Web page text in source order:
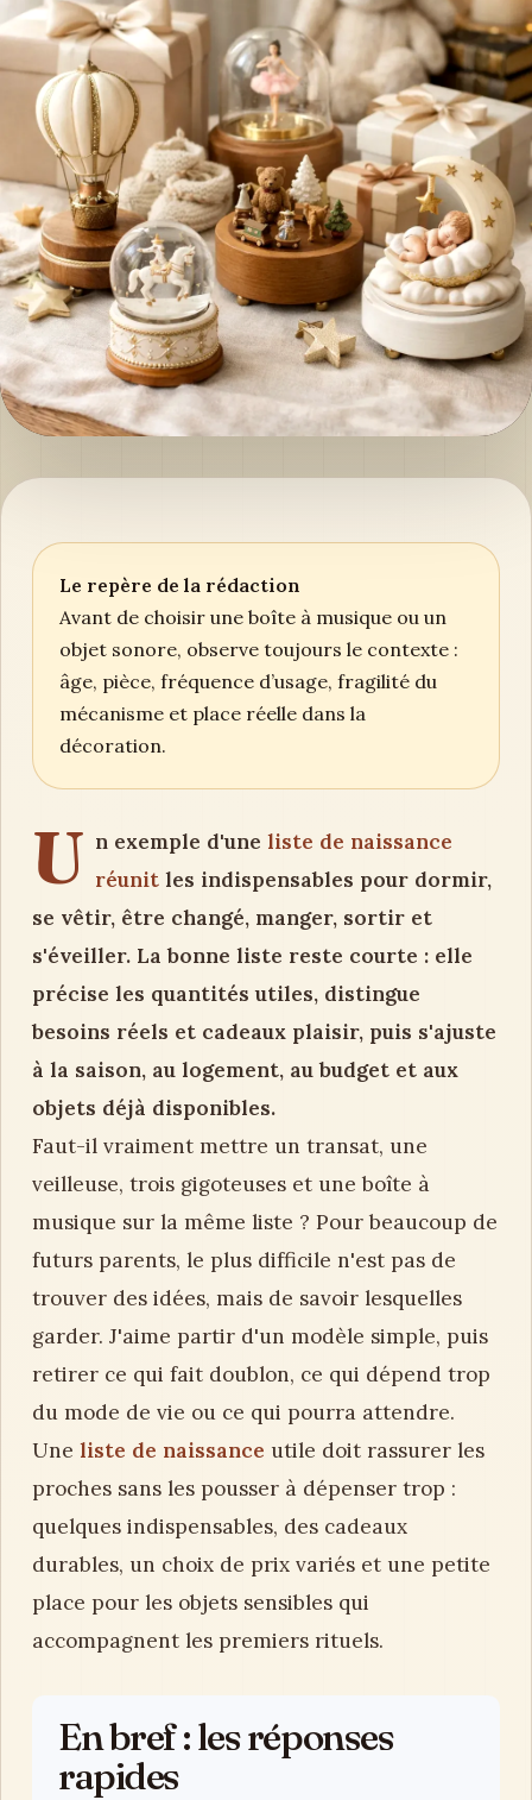
Le repère de la rédaction
Avant de choisir une boîte à musique ou un
objet sonore, observe toujours le contexte :
âge, pièce, fréquence d’usage, fragilité du
mécanisme et place réelle dans la
décoration.
U n exemple d'une liste de naissance
réunitles indispensables pour dormir,
se vêtir, être changé, manger, sortir et
s'éveiller. La bonne liste reste courte : elle
précise les quantités utiles, distingue
besoins réels et cadeaux plaisir, puis s'ajuste
à la saison, au logement, au budget et aux
objets déjà disponibles.
Faut-il vraiment mettre un transat, une
veilleuse, trois gigoteuses et une boîte à
musique sur la même liste ? Pour beaucoup de
futurs parents, le plus difficile n'est pas de
trouver des idées, mais de savoir lesquelles
garder. J'aime partir d'un modèle simple, puis
retirer ce qui fait doublon, ce qui dépend trop
du mode de vie ou ce qui pourra attendre.
Une liste de naissance utile doit rassurer les
proches sans les pousser à dépenser trop :
quelques indispensables, des cadeaux
durables, un choix de prix variés et une petite
place pour les objets sensibles qui
accompagnent les premiers rituels.
En bref : les réponses
rapides